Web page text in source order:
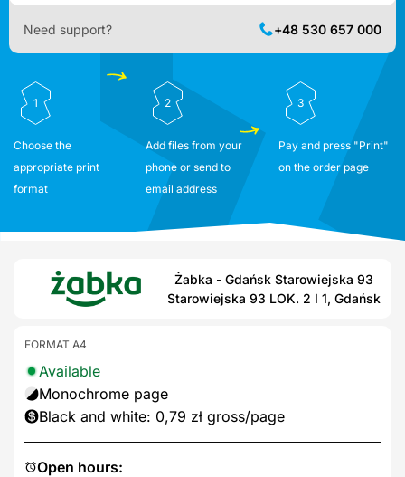
Need support? +48 530 657 000
1
Choose the
appropriate print
format
2
Add files from your
phone or send to
email address
3
Pay and press "Print"
on the order page
Żabka - Gdańsk Starowiejska 93
Starowiejska 93 LOK. 2 I 1, Gdańsk
Open hours:
FORMAT A4
Available
Monochrome page
Black and white: 0,79 zł gross/page